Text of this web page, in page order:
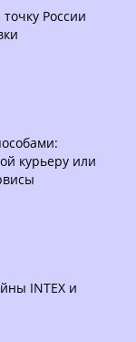
России
курьеру или
INTEX и